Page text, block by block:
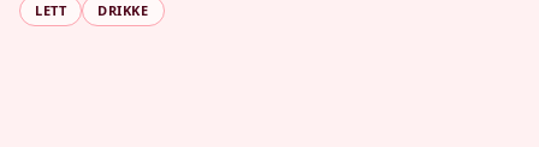
LETT DRIKKE